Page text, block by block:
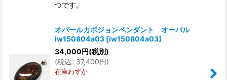
つです。
オパールカボジョンペンダント オーバル
iw150804a03 [iw150804a03]
34,000円(税別)
(税込: 37,400円)
在庫わずか